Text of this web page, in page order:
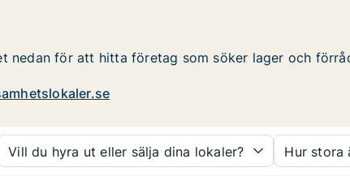
nedan för att hitta företag som söker lager och
Vill du hyra ut eller sälja dina lokaler? Hur stora